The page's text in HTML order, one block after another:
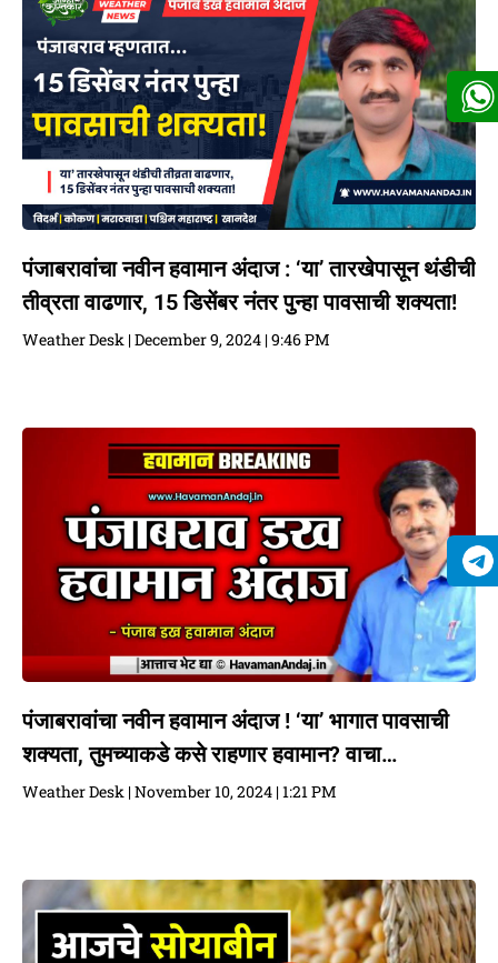
पंजाबरावांचा नवीन हवामान अंदाज : ‘या’ तारखेपासून थंडीची
तीव्रता वाढणार, 15 डिसेंबर नंतर पुन्हा पावसाची शक्यता!
Weather Desk December 9, 2024 9:46 PM
पंजाबरावांचा नवीन हवामान अंदाज ! ‘या’ भागात पावसाची
शक्यता, तुमच्याकडे कसे राहणार हवामान? वाचा…
Weather Desk November 10, 2024 1:21 PM